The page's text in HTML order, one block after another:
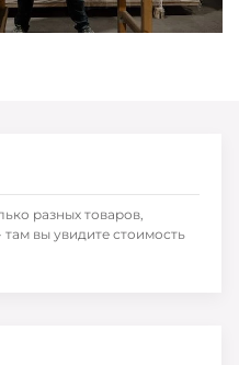
разных товаров,
там вы увидите стоимость